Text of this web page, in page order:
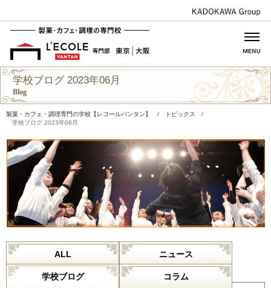
学校ブログ 2023年06月
Blog
製菓・カフェ・調理専門の学校【レコールバンタン】 / トピックス
/
学校ブログ 2023年06月
ALL ニュース
学校ブログ コラム